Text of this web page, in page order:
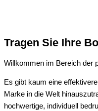
Tragen Sie Ihre
Willkommen im Bereich der
Es gibt kaum eine
Marke in die Welt
hochwertige, individuell